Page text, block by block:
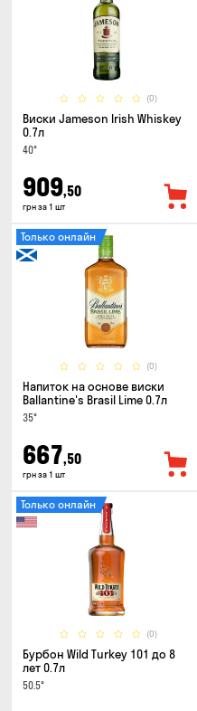
(0)
Виски Jameson Irish Whiskey
0.7л
40°
909,50
грн за 1 шт
(0)
Только онлайн
Напиток на основе виски
Ballantine's Brasil Lime 0.7л
35°
667,50
грн за 1 шт
(0)
Только онлайн
Бурбон Wild Turkey 101 до 8
лет 0.7л
50.5°